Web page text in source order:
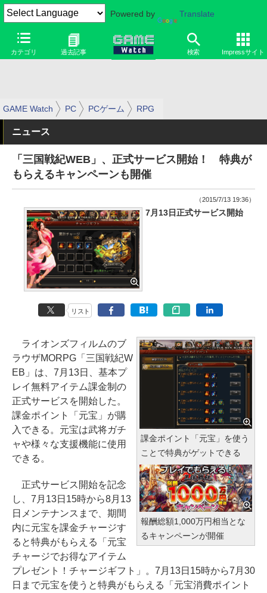
Powered by Translate
カテゴリ 過去記事 検索 Impressサイト
GAME Watch PC PCゲーム RPG
ニュース
「三国戦紀WEB」、正式サービス開始！ 特典が
もらえるキャンペーンも開催
（2015/7/13 19:36）
7月13日正式サービス開始
リスト
課金ポイント「元宝」を使う
ことで特典がゲットできる
報酬総額1,000万円相当とな
るキャンペーンが開催
ライオンズフィルムのブ
ラウザMORPG「三国戦紀W
EB」は、7月13日、基本プ
レイ無料アイテム課金制の
正式サービスを開始した。
課金ポイント「元宝」が購
入できる。元宝は武将ガチ
ャや様々な支援機能に使用
できる。
正式サービス開始を記念
し、7月13日15時から8月13
日メンテナンスまで、期間
内に元宝を課金チャージす
ると特典がもらえる「元宝
チャージでお得なアイテム
プレゼント！チャージギフト」。7月13日15時から7月30
日まで元宝を使うと特典がもらえる「元宝消費ポイント